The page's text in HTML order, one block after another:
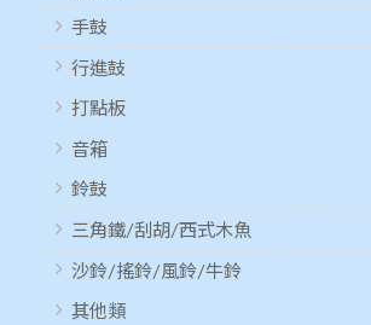
手鼓
行進鼓
打點板
音箱
鈴鼓
三角鐵/刮胡/西式木魚
沙鈴/搖鈴/風鈴/牛鈴
其他類